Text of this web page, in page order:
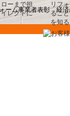
ーまで担
レクトに
リフ
るこ
を知